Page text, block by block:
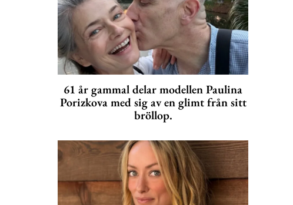
61 år gammal delar modellen Paulina
Porizkova med sig av en glimt från sitt
bröllop.